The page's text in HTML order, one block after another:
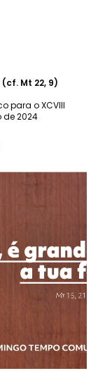
Mt 22, 9)
para o XCVIII
de 2024